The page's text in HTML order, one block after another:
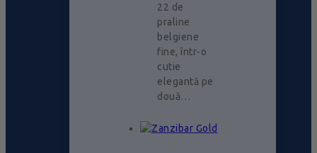
22 de
praline
belgiene
fine, într-o
cutie
elegantă pe
două…